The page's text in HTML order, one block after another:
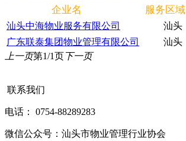
企业名 服务区域
汕头中海物业服务有限公司 汕头
广东联泰集团物业管理有限公司
汕头
上一页第1/1页下一页
联系我们
电话： 0754-88289283
微信公众号：汕头市物业管理行业协会